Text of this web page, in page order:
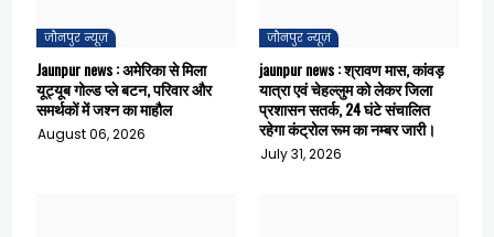
जौनपुर न्यूज़
Jaunpur news : अमेरिका से मिला
यूट्यूब गोल्ड प्ले बटन, परिवार और
समर्थकों में जश्न का माहौल
August 06, 2026
जौनपुर न्यूज़
jaunpur news : श्रावण मास, कांवड़
यात्रा एवं चेहल्लुम को लेकर जिला
प्रशासन सतर्क, 24 घंटे संचालित
रहेगा कंट्रोल रूम का नम्बर जारी।
July 31, 2026